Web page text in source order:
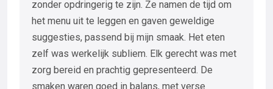
zonder opdringerig te zijn. Ze namen de tijd om
het menu uit te leggen en gaven geweldige
suggesties, passend bij mijn smaak. Het eten
zelf was werkelijk subliem. Elk gerecht was met
zorg bereid en prachtig gepresenteerd. De
smaken waren goed in balans, met verse